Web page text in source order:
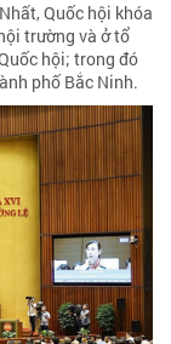
Quốc hội khóa
trường và ở tổ
hội; trong đó
phố Bắc Ninh.